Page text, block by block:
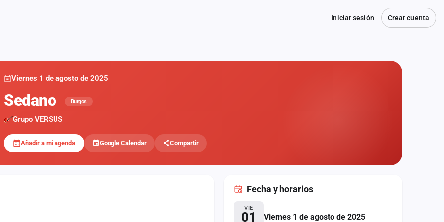
Iniciar sesión Crear cuenta
Viernes 1 de agosto de 2025
Sedano Burgos
Grupo VERSUS
Añadir a mi agenda Google Calendar Compartir
Fecha y horarios
VIE
01 Viernes 1 de agosto de 2025